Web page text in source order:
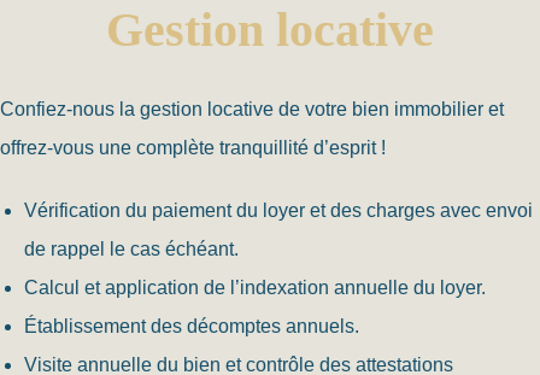
Gestion locative
Confiez-nous la gestion locative de votre bien immobilier et
offrez-vous une complète tranquillité d’esprit !
Vérification du paiement du loyer et des charges avec envoi
de rappel le cas échéant.
Calcul et application de l’indexation annuelle du loyer.
Établissement des décomptes annuels.
Visite annuelle du bien et contrôle des attestations